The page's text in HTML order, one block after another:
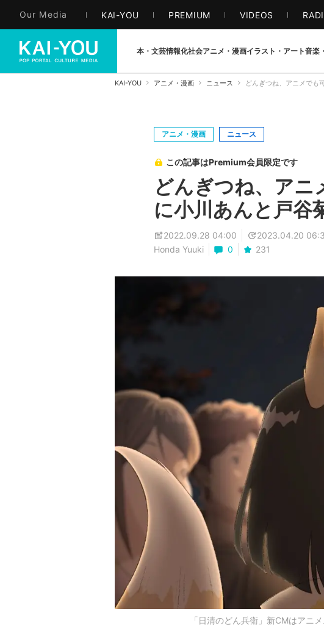
Our Media KAI-YOU PREMIUM VIDEOS
本・文芸情報化社会アニメ・漫画イラスト・アート音楽
KAI-YOU アニメ・漫画 ニュース どんぎつね、アニメで
アニメ・漫画 ニュース
この記事はPremium会員限定です
どんぎつね、ア
に小川あんと戸谷
2022.09.28 04:00
2023.04.20
Honda Yuuki
0 231
「日清のどん兵衛」新CMはアニ